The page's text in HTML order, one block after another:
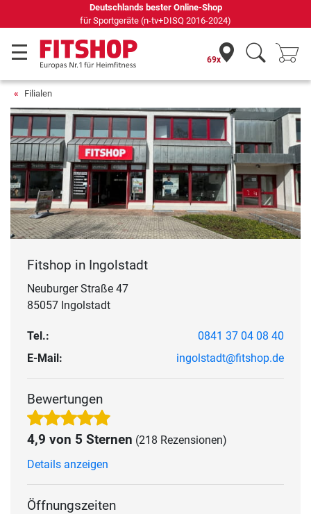
Seit 42 Jahren Ihr Experte für
69x
Filialen
Fitshop in Ingolstadt
Neuburger Straße 47
85057 Ingolstadt
Tel.:
0841 37 04 08 40
E-Mail:
ingolstadt@fitshop.de
Bewertungen
4,9 von 5 Sternen (218 Rezensionen)
Details anzeigen
Öffnungszeiten